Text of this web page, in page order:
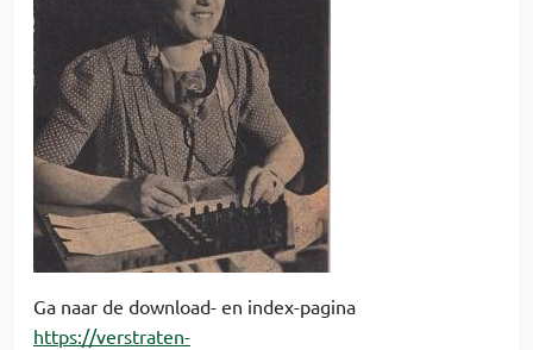
Ga naar de download- en index-pagina
https://verstraten-